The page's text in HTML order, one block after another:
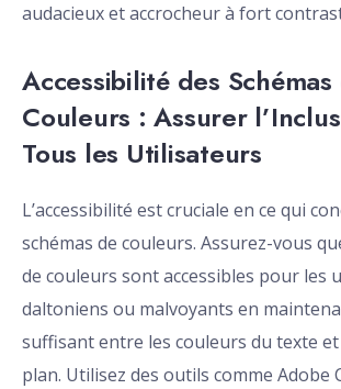
audacieux et accrocheur à fort
Accessibilité des
Couleurs : Assurer
Tous les Utilisateurs
L’accessibilité est cruciale en ce qui
schémas de couleurs. Assurez-vous
de couleurs sont accessibles pour les
daltoniens ou malvoyants en
suffisant entre les couleurs du texte et
plan. Utilisez des outils comme Adobe